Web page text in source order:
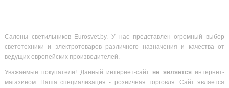
Салоны светильников Eurosvet.by. У нас представлен огромный выбор
светотехники и электротоваров различного назначения и качества от
ведущих европейских производителей.
Уважаемые покупатели! Данный интернет-сайт не является интернет-
магазином. Наша специализация - розничная торговля. Сайт является